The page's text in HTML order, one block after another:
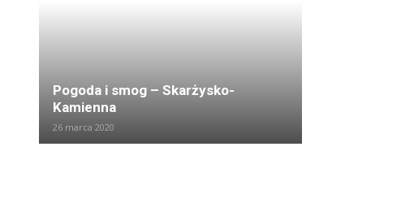
Pogoda i smog – Skarżysko-
Kamienna
26 marca 2020